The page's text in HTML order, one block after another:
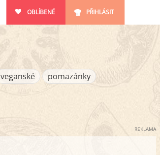
OBLÍBENÉ PŘIHLÁSIT
veganské pomazánky
REKLAMA